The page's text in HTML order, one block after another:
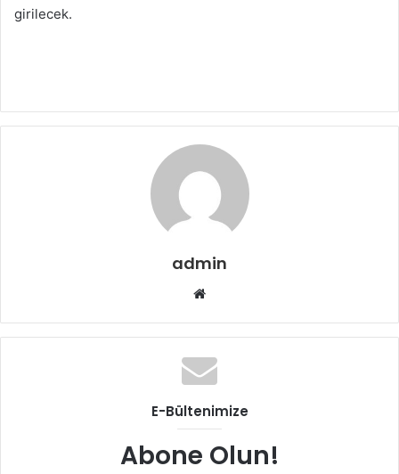
girilecek.
admin
Web
E-Bültenimize
Abone Olun!